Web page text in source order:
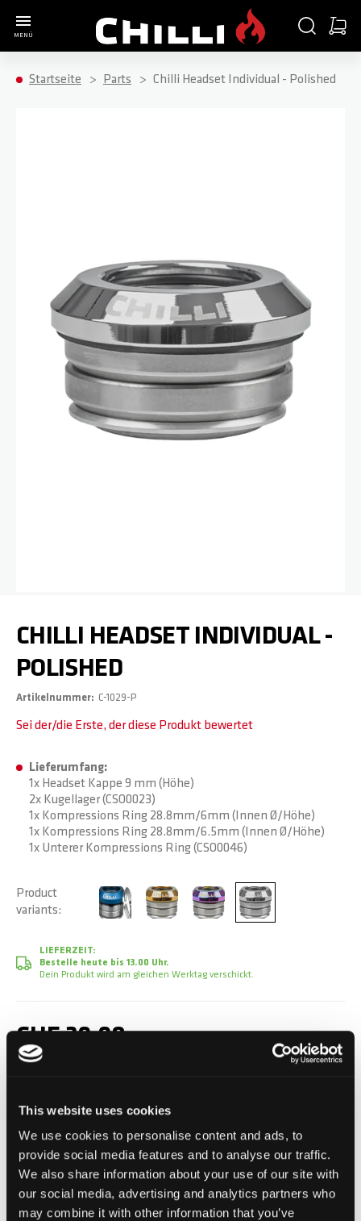
This website uses cookies
We use cookies to personalise content and ads, to
provide social media features and to analyse our traffic.
We also share information about your use of our site with
our social media, advertising and analytics partners who
may combine it with other information that you’ve
MENÜ
SUCHE
Startseite Parts Chilli Headset Individual - Polished
CHILLI HEADSET INDIVIDUAL -
POLISHED
Artikelnummer C-1029-P
Sei der/die Erste, der diese Produkt bewertet
Lieferumfang:
1x Headset Kappe 9 mm (Höhe)
2x Kugellager (CSO0023)
1x Kompressions Ring 28.8mm/6mm (Innen Ø/Höhe)
1x Kompressions Ring 28.8mm/6.5mm (Innen Ø/Höhe)
1x Unterer Kompressions Ring (CSO0046)
Product
variants
LIEFERZEIT:
Bestelle heute bis 13.00 Uhr.
Dein Produkt wird am gleichen Werktag verschickt.
CHF 39.90
Inkl. MwSt.
Zur Wunschliste hinzufügen
Zur Vergleichsliste hinzufügen